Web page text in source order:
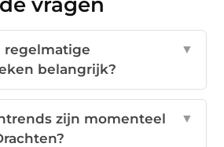
regelmatige
belangrijk?
▼
zijn momenteel
▼